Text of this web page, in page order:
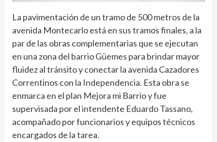
La pavimentación de un tramo de 500 metros de la
avenida Montecarlo está en sus tramos finales, a la
par de las obras complementarias que se ejecutan
en una zona del barrio Güemes para brindar mayor
fluidez al tránsito y conectar la avenida Cazadores
Correntinos con la Independencia. Esta obra se
enmarca en el plan Mejora mi Barrio y fue
supervisada por el intendente Eduardo Tassano,
acompañado por funcionarios y equipos técnicos
encargados de la tarea.